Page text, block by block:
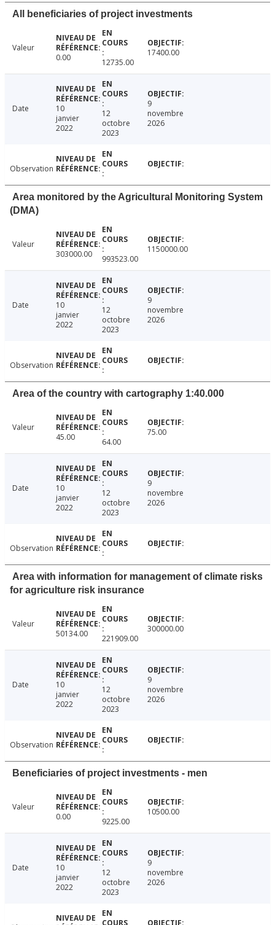
All beneficiaries of project investments
Valeur
0.00
12735.00
17400.00
Date
10
janvier
2022
12
octobre
2023
9
novembre
2026
Observation
Area monitored by the Agricultural Monitoring System
(DMA)
Valeur
303000.00
993523.00
1150000.00
Date
10
janvier
2022
12
octobre
2023
9
novembre
2026
Observation
Area of the country with cartography 1:40.000
Valeur
45.00
64.00
75.00
Date
10
janvier
2022
12
octobre
2023
9
novembre
2026
Observation
Area with information for management of climate risks
for agriculture risk insurance
Valeur
50134.00
221909.00
300000.00
Date
10
janvier
2022
12
octobre
2023
9
novembre
2026
Observation
Beneficiaries of project investments - men
Valeur
0.00
9225.00
10500.00
Date
10
janvier
2022
12
octobre
2023
9
novembre
2026